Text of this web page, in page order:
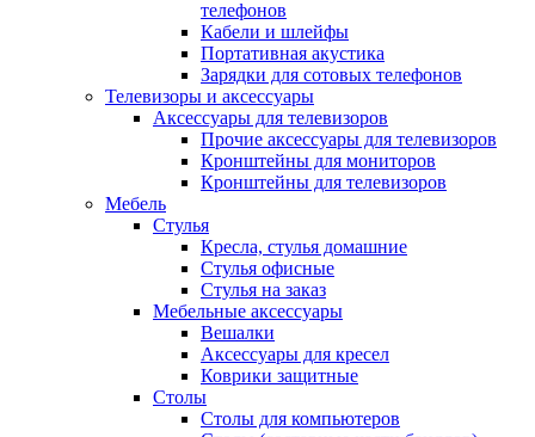
телефонов
Кабели и шлейфы
Портативная акустика
Зарядки для сотовых телефонов
Телевизоры и аксессуары
Аксессуары для телевизоров
Прочие аксессуары для телевизоров
Кронштейны для мониторов
Кронштейны для телевизоров
Мебель
Стулья
Кресла, стулья домашние
Стулья офисные
Стулья на заказ
Мебельные аксессуары
Вешалки
Аксессуары для кресел
Коврики защитные
Столы
Столы для компьютеров